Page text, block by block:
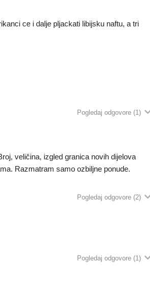
ce i dalje pljackati libijsku naftu, a tri
Pogledaj odgovore (1)
veličina, izgled granica novih dijelova
Razmatram samo ozbiljne ponude.
Pogledaj odgovore (2)
Pogledaj odgovore (1)